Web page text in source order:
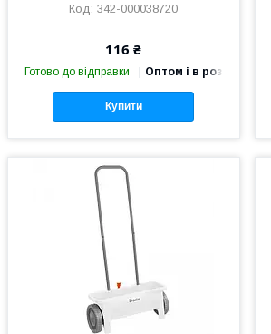
342-000038720
116 ₴
Готово до відправки Оптом і в роздріб
Купити